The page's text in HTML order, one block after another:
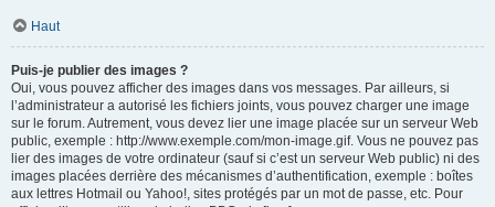
Haut
Puis-je publier des images ?
Oui, vous pouvez afficher des images dans vos messages. Par ailleurs, si
l’administrateur a autorisé les fichiers joints, vous pouvez charger une image
sur le forum. Autrement, vous devez lier une image placée sur un serveur Web
public, exemple : http://www.exemple.com/mon-image.gif. Vous ne pouvez pas
lier des images de votre ordinateur (sauf si c’est un serveur Web public) ni des
images placées derrière des mécanismes d’authentification, exemple : boîtes
aux lettres Hotmail ou Yahoo!, sites protégés par un mot de passe, etc. Pour